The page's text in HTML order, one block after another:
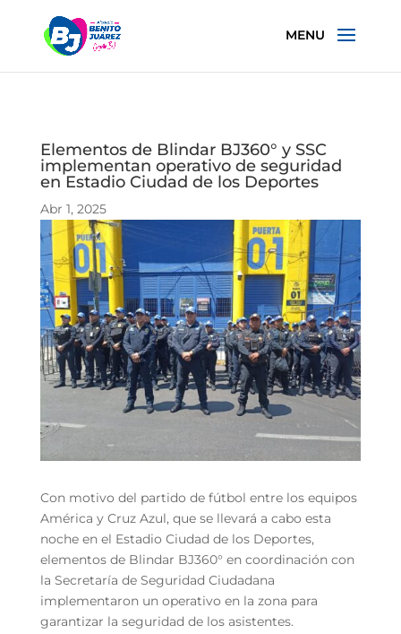
Elementos de Blindar BJ360° y SSC
implementan operativo de seguridad
en Estadio Ciudad de los Deportes
Abr 1, 2025
Con motivo del partido de fútbol entre los equipos
América y Cruz Azul, que se llevará a cabo esta
noche en el Estadio Ciudad de los Deportes,
elementos de Blindar BJ360° en coordinación con
la Secretaría de Seguridad Ciudadana
implementaron un operativo en la zona para
garantizar la seguridad de los asistentes.